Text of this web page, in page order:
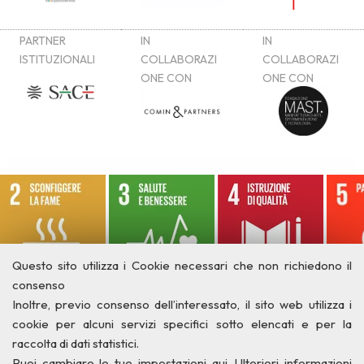
Questo sito utilizza i Cookie necessari che non richiedono il
consenso
Inoltre, previo consenso dell’interessato, il sito web utilizza i
cookie per alcuni servizi specifici sotto elencati e per la
raccolta di dati statistici.